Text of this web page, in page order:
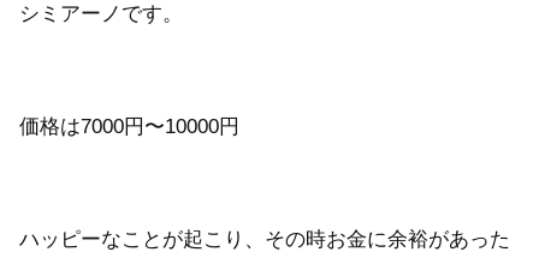
シミアーノです。
価格は7000円〜10000円
ハッピーなことが起こり、その時お金に余裕があった